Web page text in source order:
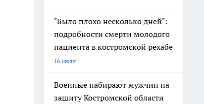
"Было плохо несколько дней":
подробности смерти молодого
пациента в костромской рехабе
16 июля
Военные набирают мужчин на
защиту Костромской области